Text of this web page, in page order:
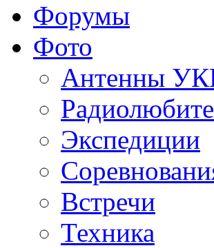
Форумы
Фото
Антенны
Экспедиции
Встречи
Техника